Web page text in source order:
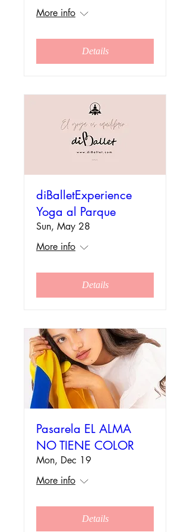
More info
Details
diBalletExperience
Yoga al Parque
Sun, May 28
More info
Details
Pasarela EL ALMA
NO TIENE COLOR
Mon, Dec 19
More info
Details